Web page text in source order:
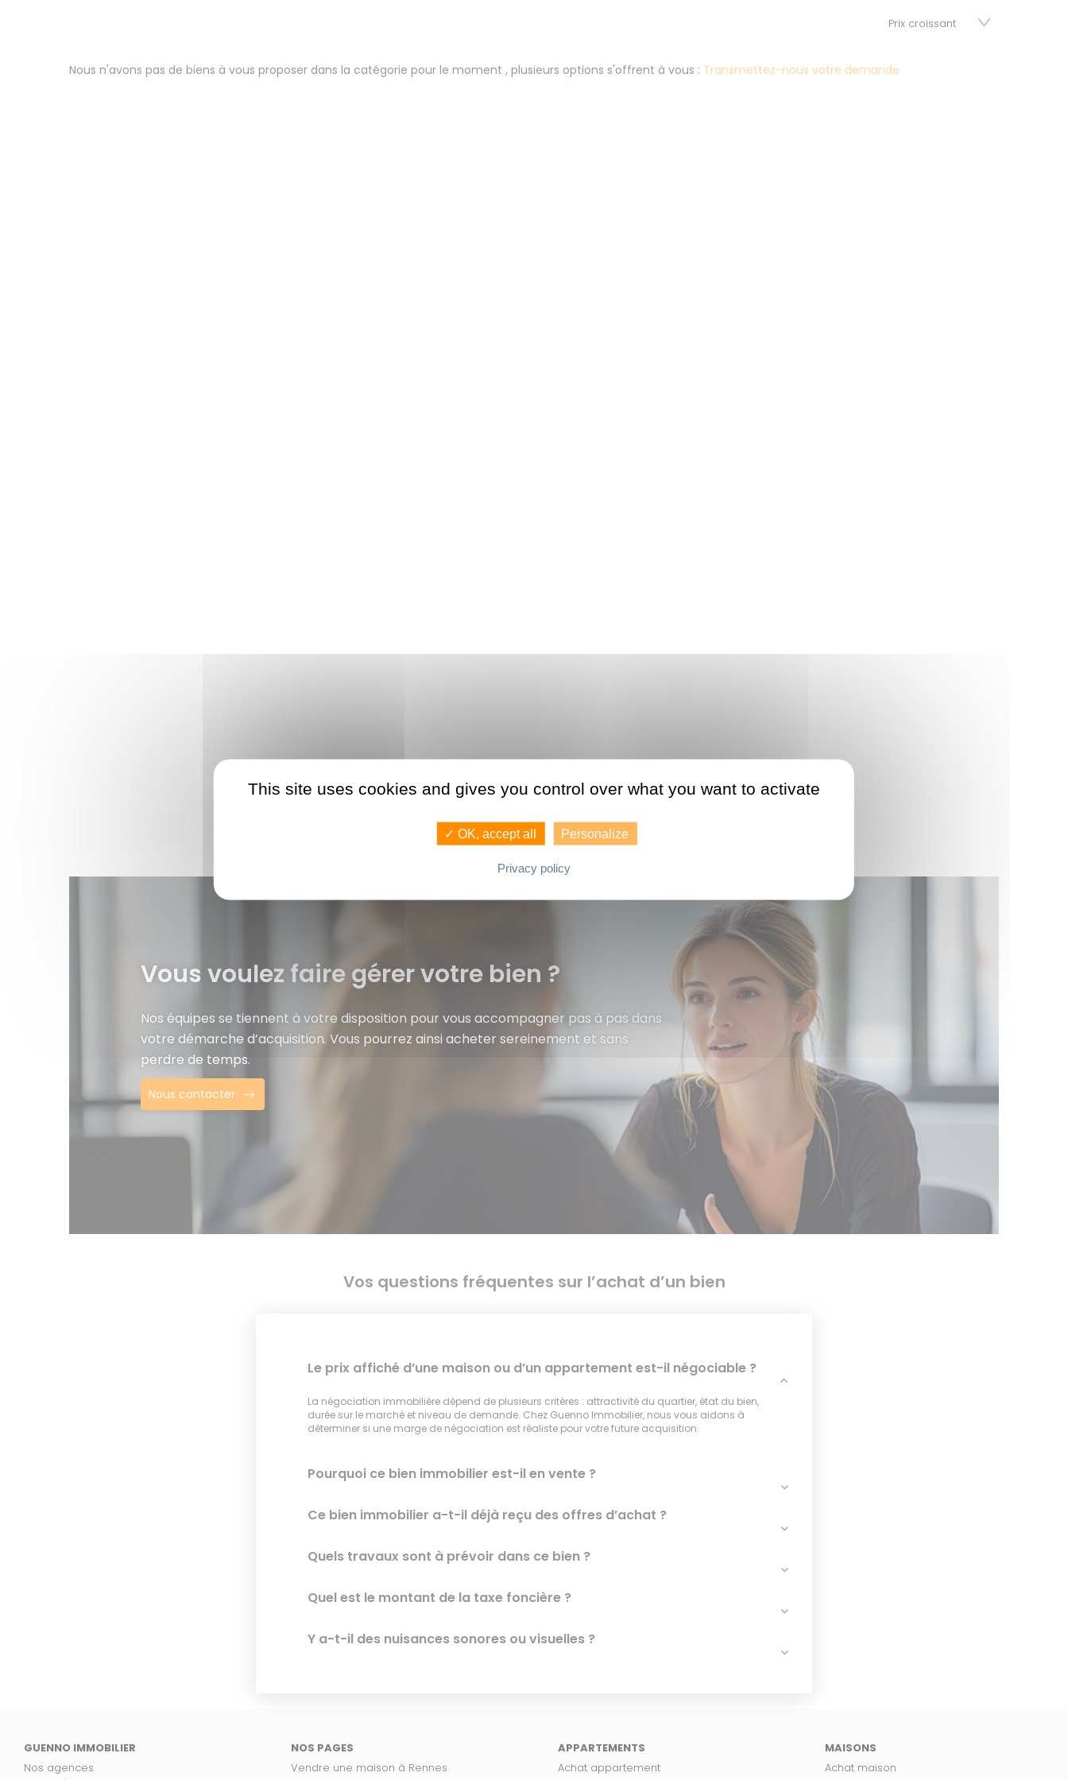
Nous n'avons pas de biens à vous proposer dans la catégorie pour le moment , plusieurs options s'offrent à vous : Transmettez-nous votre demande
Vous voulez faire gérer votre bien ?
Nos équipes se tiennent à votre disposition pour vous accompagner pas à pas dans
votre démarche d’acquisition. Vous pourrez ainsi acheter sereinement et sans
perdre de temps.
Nous contacter
Vos questions fréquentes sur l’achat d’un bien
Le prix affiché d’une maison ou d’un appartement est-il négociable ?
La négociation immobilière dépend de plusieurs critères : attractivité du quartier, état du bien,
durée sur le marché et niveau de demande. Chez Guenno Immobilier, nous vous aidons à
déterminer si une marge de négociation est réaliste pour votre future acquisition.
Pourquoi ce bien immobilier est-il en vente ?
Ce bien immobilier a-t-il déjà reçu des offres d’achat ?
Quels travaux sont à prévoir dans ce bien ?
Quel est le montant de la taxe foncière ?
Y a-t-il des nuisances sonores ou visuelles ?
GUENNO IMMOBILIER
Nos agences
NOS PAGES
Vendre une maison à Rennes
APPARTEMENTS
Achat appartement
MAISONS
Achat maison
This site uses cookies and gives you control over what you want to activate
✓ OK, accept all Personalize
Privacy policy